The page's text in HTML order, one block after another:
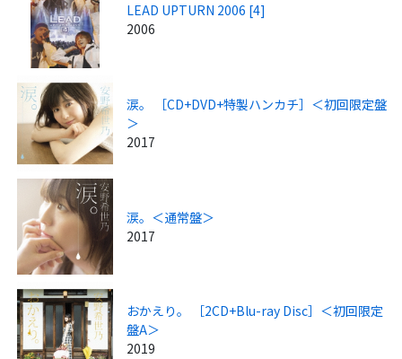
LEAD UPTURN 2006 [4]
2006
涙。 ［CD+DVD+特製ハンカチ］＜初回限定盤
＞
2017
涙。＜通常盤＞
2017
おかえり。 ［2CD+Blu-ray Disc］＜初回限定
盤A＞
2019